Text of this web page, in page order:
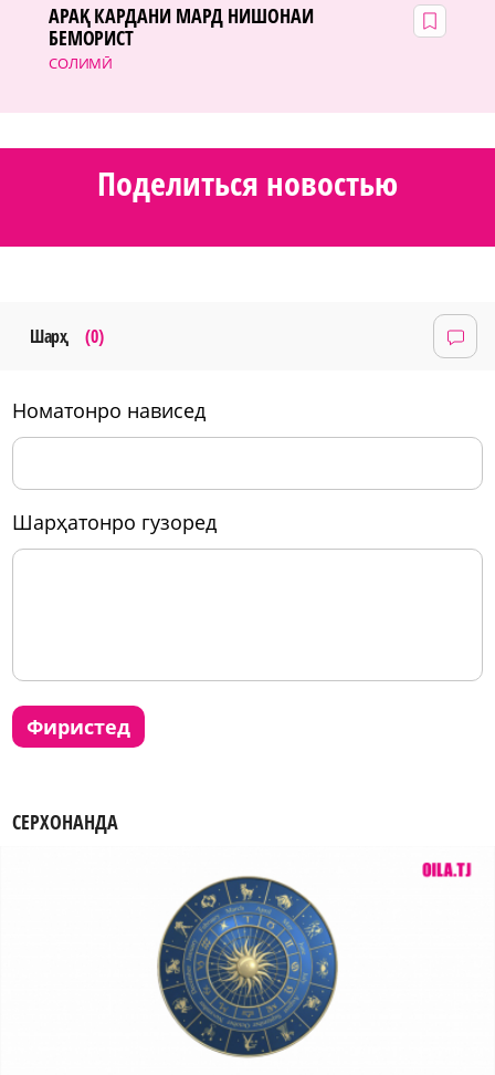
СОЛИМӢ
АРАҚ КАРДАНИ МАРД НИШОНАИ
БЕМОРИСТ
Поделиться новостью
Шарҳ (0)
номатонро нависед
шарҳатонро гузоред
фиристед
СЕРХОНАНДА